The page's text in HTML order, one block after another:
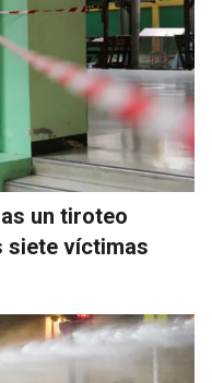
un tiroteo
siete víctimas